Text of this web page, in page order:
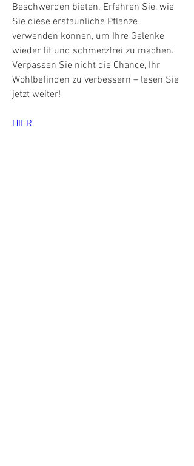
Beschwerden bieten. Erfahren Sie, wie
Sie diese erstaunliche Pflanze
verwenden können, um Ihre Gelenke
wieder fit und schmerzfrei zu machen.
Verpassen Sie nicht die Chance, Ihr
Wohlbefinden zu verbessern – lesen Sie
jetzt weiter!
HIER